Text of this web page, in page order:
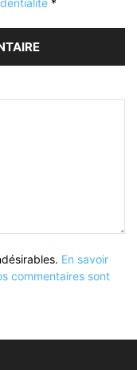
*
En savoir
commentaires sont